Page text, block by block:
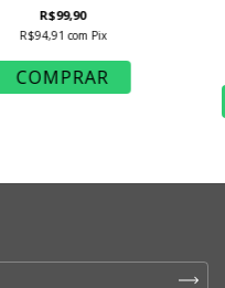
R$99,90
R$94,91com Pix